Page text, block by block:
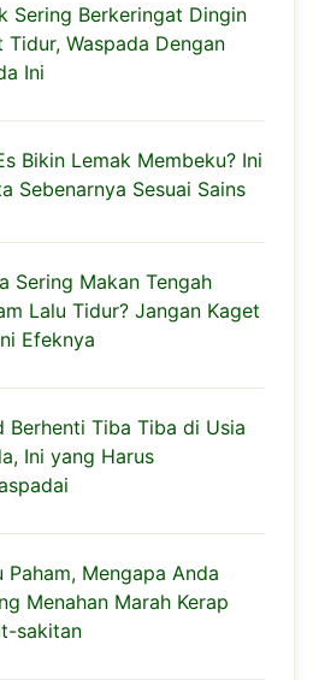
Sering Berkeringat Dingin
Tidur, Waspada Dengan
Ini
Bikin Lemak Membeku? Ini
Sebenarnya Sesuai Sains
Sering Makan Tengah
Lalu Tidur? Jangan Kaget
Efeknya
Berhenti Tiba Tiba di Usia
Ini yang Harus
Paham, Mengapa Anda
Menahan Marah Kerap
sakitan